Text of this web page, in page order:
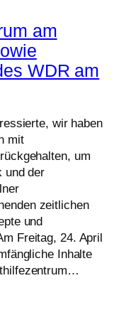
am
WDR am
wir haben
mit
um
und der
zeitlichen
und
Freitag, 24. April
Inhalte